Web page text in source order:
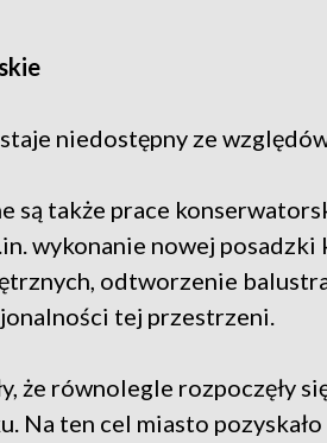
niedostępny ze
są także prace
wykonanie nowej posadzki
odtworzenie
tej przestrzeni.
że równolegle rozpoczęły
Na ten cel miasto pozyskało